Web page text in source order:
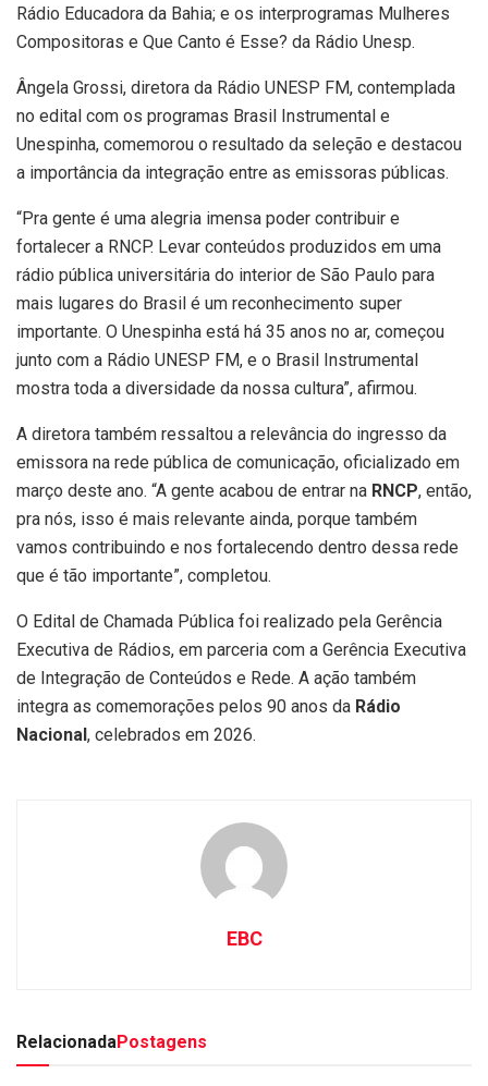
Rádio Educadora da Bahia; e os interprogramas Mulheres
Compositoras e Que Canto é Esse? da Rádio Unesp.
Ângela Grossi, diretora da Rádio UNESP FM, contemplada
no edital com os programas Brasil Instrumental e
Unespinha, comemorou o resultado da seleção e destacou
a importância da integração entre as emissoras públicas.
“Pra gente é uma alegria imensa poder contribuir e
fortalecer a RNCP. Levar conteúdos produzidos em uma
rádio pública universitária do interior de São Paulo para
mais lugares do Brasil é um reconhecimento super
importante. O Unespinha está há 35 anos no ar, começou
junto com a Rádio UNESP FM, e o Brasil Instrumental
mostra toda a diversidade da nossa cultura”, afirmou.
A diretora também ressaltou a relevância do ingresso da
emissora na rede pública de comunicação, oficializado em
março deste ano. “A gente acabou de entrar na RNCP, então,
pra nós, isso é mais relevante ainda, porque também
vamos contribuindo e nos fortalecendo dentro dessa rede
que é tão importante”, completou.
O Edital de Chamada Pública foi realizado pela Gerência
Executiva de Rádios, em parceria com a Gerência Executiva
de Integração de Conteúdos e Rede. A ação também
integra as comemorações pelos 90 anos da Rádio
Nacional, celebrados em 2026.
EBC
RelacionadaPostagens